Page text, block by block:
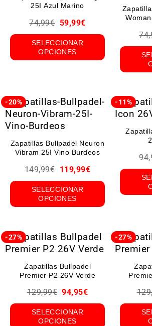
25I Azul Marino
74,99€ 59,99€
SELECCIONAR
OPCIONES
-20%
Zapatillas Bullpadel Neuron
Vibram 25I Vino Burdeos
149,99€ 119,99€
SELECCIONAR
OPCIONES
-11%
-27%
Zapatillas Bullpadel
Premier P2 26V Verde
129,99€ 94,95€
SELECCIONAR
OPCIONES
-27%